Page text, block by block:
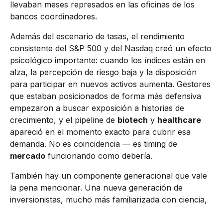
llevaban meses represados en las oficinas de los
bancos coordinadores.
Además del escenario de tasas, el rendimiento
consistente del S&P 500 y del Nasdaq creó un efecto
psicológico importante: cuando los índices están en
alza, la percepción de riesgo baja y la disposición
para participar en nuevos activos aumenta. Gestores
que estaban posicionados de forma más defensiva
empezaron a buscar exposición a historias de
crecimiento, y el pipeline de biotech y healthcare
apareció en el momento exacto para cubrir esa
demanda. No es coincidencia — es timing de
mercado funcionando como debería.
También hay un componente generacional que vale
la pena mencionar. Una nueva generación de
inversionistas, mucho más familiarizada con ciencia,